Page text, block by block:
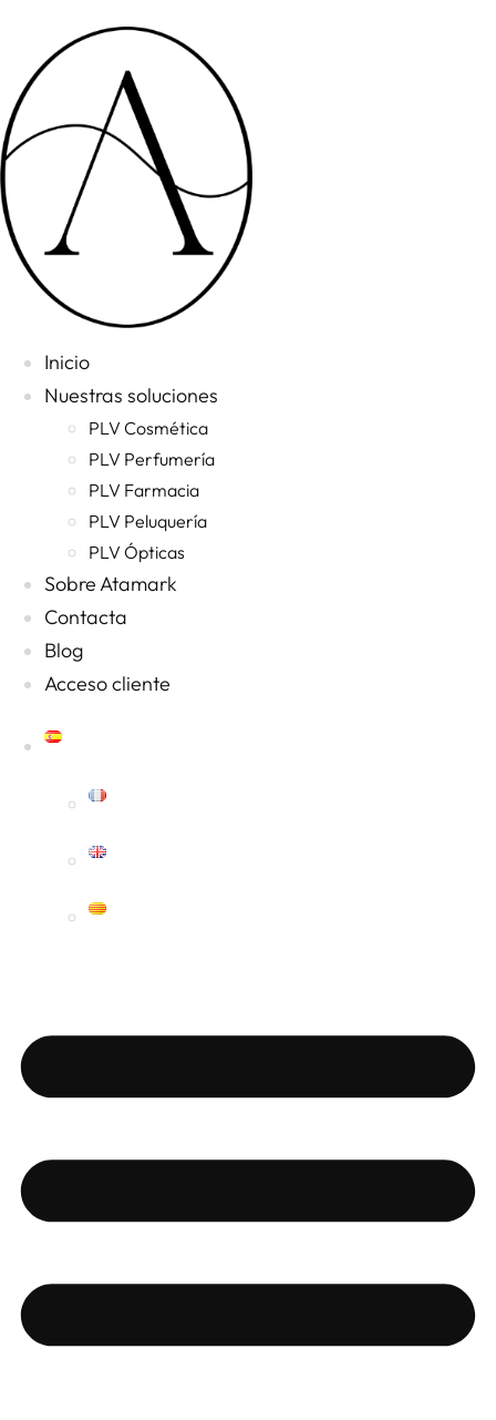
contenido
Inicio
Nuestras soluciones
PLV Cosmética
PLV Perfumería
PLV Farmacia
PLV Peluquería
PLV Ópticas
Sobre Atamark
Contacta
Blog
Acceso cliente